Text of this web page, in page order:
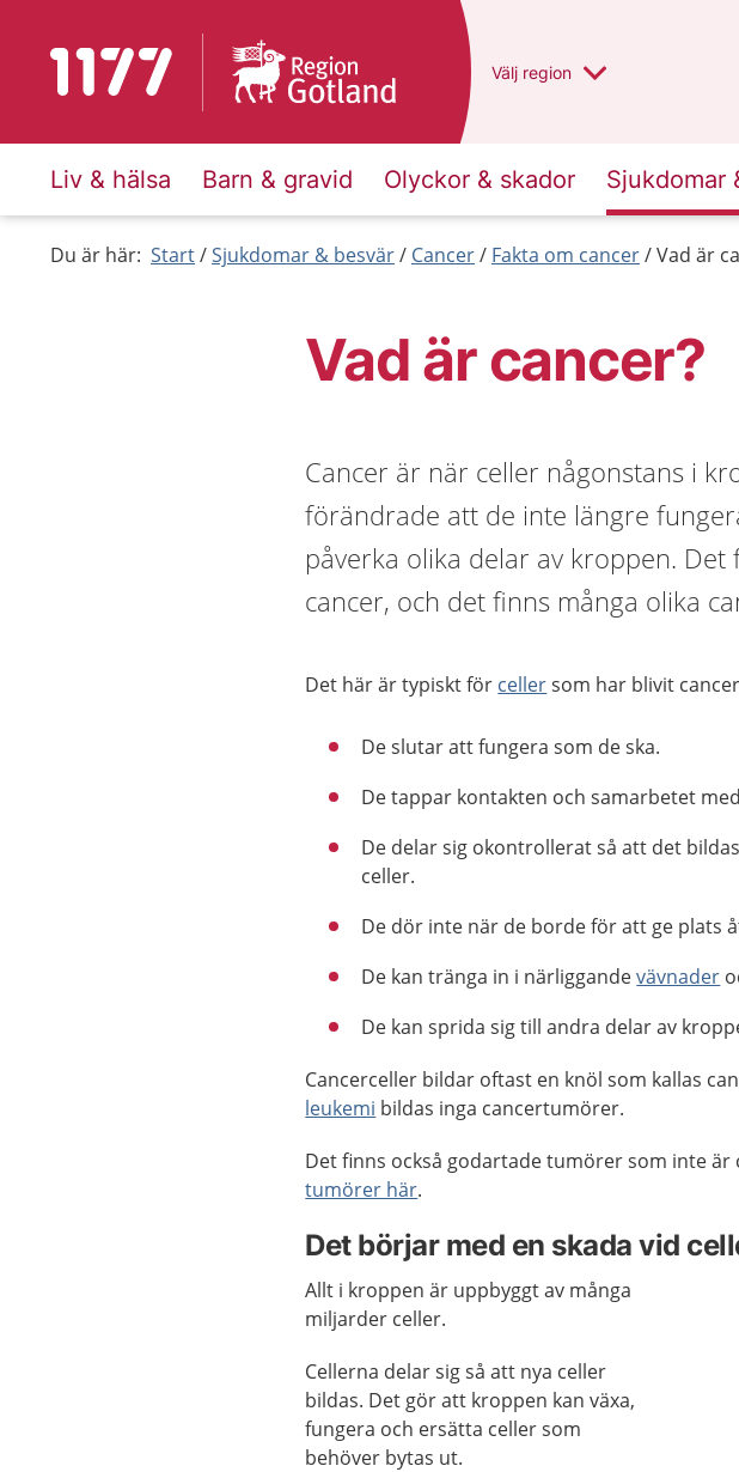
Till startsidan för 1177 Du har valt region
Välj en annan
region
Liv & hälsa Barn & gravid Olyckor & skador Sjukdomar
Du är här: Start Sjukdomar & besvär Cancer Fakta om cancer Vad är
Vad är cancer?
Cancer är när celler någonstans i
förändrade att de inte längre
påverka olika delar av kroppen.
cancer, och det finns många olika
Det här är typiskt för cellersom har blivit
De slutar att fungera som de ska.
De tappar kontakten och samarbetet
De delar sig okontrollerat så att det
celler.
De dör inte när de borde för att ge plats
De kan tränga in i närliggandevävnader
De kan sprida sig till andra delar av
Cancerceller bildar oftast en knöl som kallas
leukemi bildas inga cancertumörer.
Det finns också godartade tumörer som inte är
tumörer här.
Det börjar med en skada vid
Allt i kroppen är uppbyggt av många
miljarder celler.
Cellerna delar sig så att nya celler
bildas. Det gör att kroppen kan växa,
fungera och ersätta celler som
behöver bytas ut.